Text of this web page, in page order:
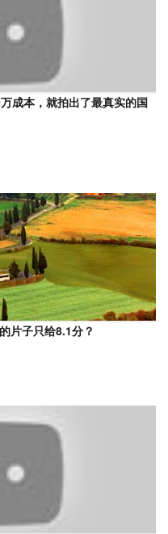
成本，就拍出了最真实的国
片子只给8.1分？